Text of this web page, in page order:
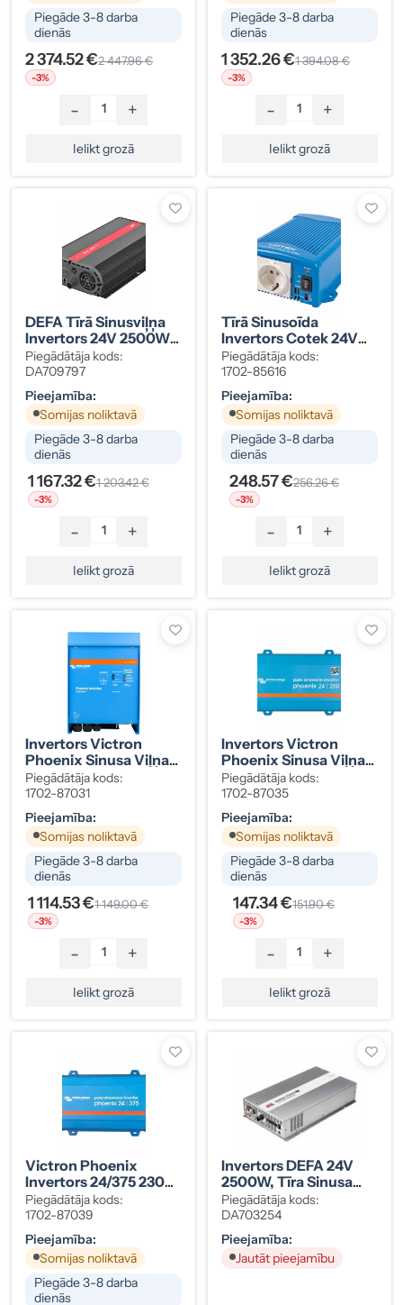
Piegāde 3-8 darba
dienās
2 374.52 €2 447.96 €
-3%
- +
Ielikt grozā
Piegāde 3-8 darba
dienās
1 352.26 €1 394.08 €
-3%
- +
Ielikt grozā
DEFA Tīrā Sinusviļņa
Invertors 24V 2500W
Bez Pārslēgšanas
Slēdža, DA709797
Piegādātāja kods:
DA709797
Pieejamība:
Somijas noliktavā
Piegāde 3-8 darba
dienās
1 167.32 €1 203.42 €
-3%
- +
Ielikt grozā
Tīrā Sinusoīda
Invertors Cotek 24V
400W, Kods 1702-
85616
Piegādātāja kods:
1702-85616
Pieejamība:
Somijas noliktavā
Piegāde 3-8 darba
dienās
248.57 €256.26 €
-3%
- +
Ielikt grozā
Invertors Victron
Phoenix Sinusa Viļņa
24/3000 230V VE.Bus
Piegādātāja kods:
1702-87031
Pieejamība:
Somijas noliktavā
Piegāde 3-8 darba
dienās
1 114.53 €1 149.00 €
-3%
- +
Ielikt grozā
Invertors Victron
Phoenix Sinusa Viļņa
24/250 230V VE.Direct
Schuko
Piegādātāja kods:
1702-87035
Pieejamība:
Somijas noliktavā
Piegāde 3-8 darba
dienās
147.34 €151.90 €
-3%
- +
Ielikt grozā
Victron Phoenix
Invertors 24/375 230V
VE.Direct Schuko,
Kods 1702-87039
Piegādātāja kods:
1702-87039
Pieejamība:
Somijas noliktavā
Piegāde 3-8 darba
dienās
Invertors DEFA 24V
2500W, Tīra Sinusa
Viļņa
Piegādātāja kods:
DA703254
Pieejamība:
Jautāt pieejamību